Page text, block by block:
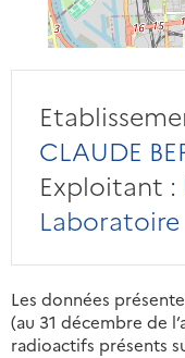
CLAUDE
Exploitant :
Laboratoire
Les données
(au 31 décembre de
radioactifs présents